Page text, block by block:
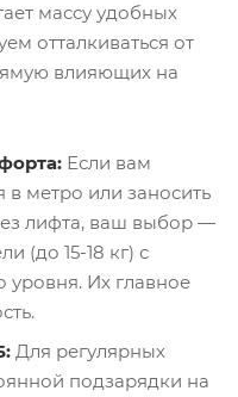
массу удобных
отталкиваться от
влияющих на
Если вам
в метро или заносить
лифта, ваш выбор —
(до 15-18 кг) с
уровня. Их главное
Для регулярных
подзарядки на